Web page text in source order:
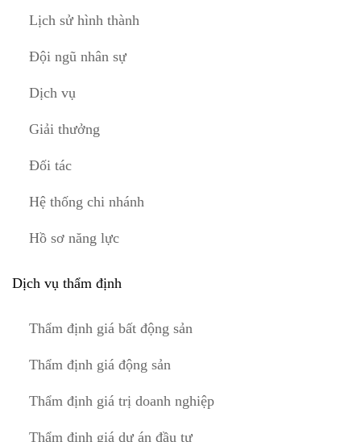
Lịch sử hình thành
Đội ngũ nhân sự
Dịch vụ
Giải thưởng
Đối tác
Hệ thống chi nhánh
Hồ sơ năng lực
Dịch vụ thẩm định
Thẩm định giá bất động sản
Thẩm định giá động sản
Thẩm định giá trị doanh nghiệp
Thẩm định giá dự án đầu tư